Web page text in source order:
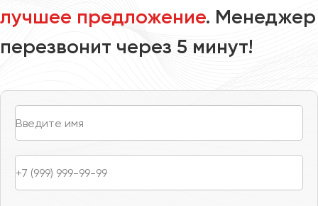
лучшее предложение. Менеджер
перезвонит через 5 минут!